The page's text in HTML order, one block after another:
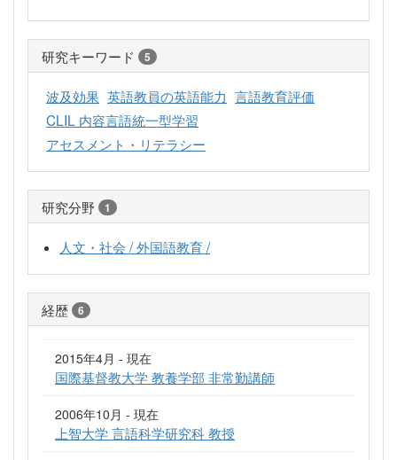
研究キーワード 5
波及効果 英語教員の英語能力 言語教育評価
CLIL 内容言語統一型学習
アセスメント・リテラシー
研究分野 1
人文・社会 / 外国語教育 /
経歴 6
2015年4月 - 現在
国際基督教大学 教養学部 非常勤講師
2006年10月 - 現在
上智大学 言語科学研究科 教授